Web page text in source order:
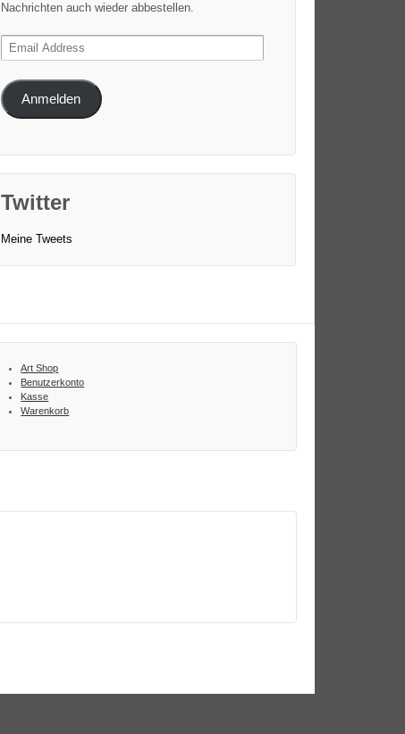
Nachrichten auch wieder abbestellen.
Email
Address
Anmelden
Twitter
Meine Tweets
Art Shop
Benutzerkonto
Kasse
Warenkorb